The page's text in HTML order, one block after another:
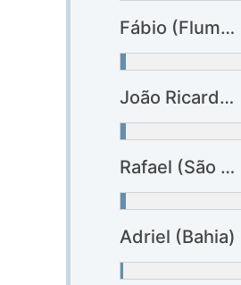
Fábio (Fluminense)
João Ricardo (Fortaleza)
Rafael (São Paulo)
Adriel (Bahia)